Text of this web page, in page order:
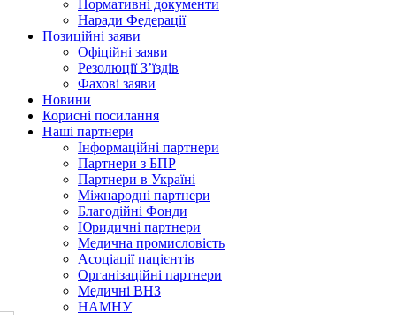
Нормативні документи
Наради Федерації
Позиційні заяви
Офіційні заяви
Резолюції З’їздів
Фахові заяви
Новини
Корисні посилання
Наші партнери
Інформаційні партнери
Партнери з БПР
Партнери в Україні
Міжнародні партнери
Благодійні Фонди
Юридичні партнери
Медична промисловість
Асоціації пацієнтів
Організаційні партнери
Медичні ВНЗ
НАМНУ